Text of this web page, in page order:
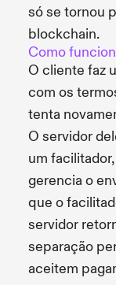
só se tornou
blockchain.
Como
O cliente faz
com os
tenta
O servidor
um
gerencia o
que o
servidor
separação
aceitem